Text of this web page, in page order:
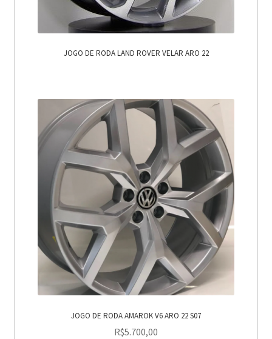
JOGO DE RODA LAND ROVER VELAR ARO 22
JOGO DE RODA AMAROK V6 ARO 22 S07
R$5.700,00